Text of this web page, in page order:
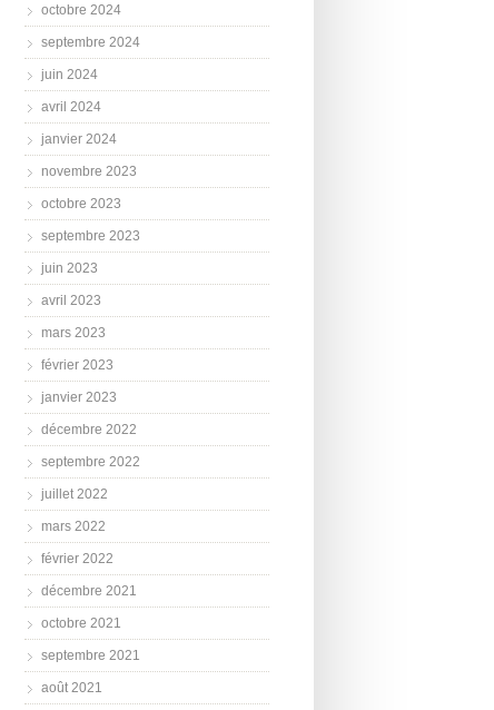
octobre 2024
septembre 2024
juin 2024
avril 2024
janvier 2024
novembre 2023
octobre 2023
septembre 2023
juin 2023
avril 2023
mars 2023
février 2023
janvier 2023
décembre 2022
septembre 2022
juillet 2022
mars 2022
février 2022
décembre 2021
octobre 2021
septembre 2021
août 2021